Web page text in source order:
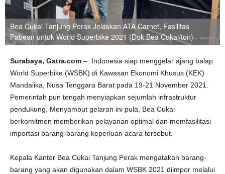
Bea Cukai Tanjung Perak Jelaskan ATA Carnet, Fasilitas
Pabean untuk World Superbike 2021 (Dok.Bea Cukai/ton)
Surabaya, Gatra.com – Indonesia siap menggelar ajang balap
World Superbike (WSBK) di Kawasan Ekonomi Khusus (KEK)
Mandalika, Nusa Tenggara Barat pada 19-21 November 2021.
Pemerintah pun tengah menyiapkan sejumlah infrastruktur
pendukung. Menyambut gelaran ini pula, Bea Cukai
berkomitmen memberikan pelayanan optimal dan memfasilitasi
importasi barang-barang keperluan acara tersebut.
Kepala Kantor Bea Cukai Tanjung Perak mengatakan barang-
barang yang akan digunakan dalam WSBK 2021 diimpor melalui